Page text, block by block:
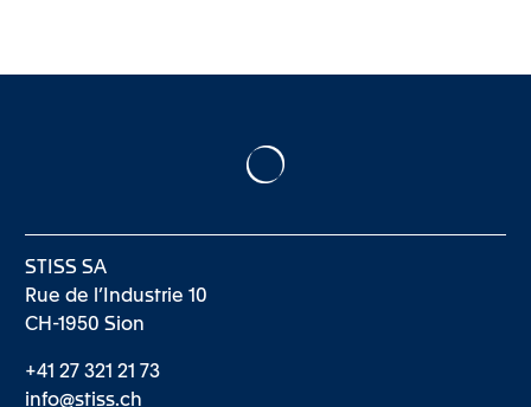
STISS SA
Rue de l’Industrie 10
CH-1950 Sion
+41 27 321 21 73
info@stiss.ch